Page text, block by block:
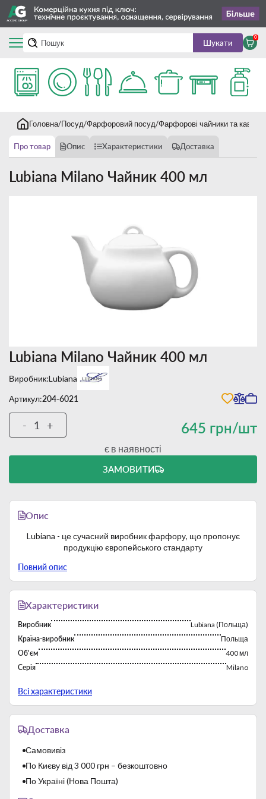
Шукати
0
Головна Посуд Фарфоровий посуд Фарфорові чайники та
Про товар Опис Характеристики Доставка
Lubiana Milano Чайник 400 мл
Lubiana Milano Чайник 400 мл
Виробник:Lubiana
Артикул:204-6021
645 грн/шт
- +
є в наявності
ЗАМОВИТИ
Опис
Lubiana - це сучасний виробник фарфору, що пропонує
продукцію європейського стандарту
бренду. Виробничі потужності характеризуються високою
Lubiana виробляє твердий білий фарфор. Застосовуються
багаторазові високотемпературні випали:
- перший, так званий "бісквітний випал" - 1000 ℃;
Повний опис
Характеристики
Виробник
Lubiana (Польща)
Країна-виробник
Польща
Об'єм
400 мл
Серія
Milano
Всі характеристики
Доставка
Самовивіз
По Києву від 3 000 грн – безкоштовно
По Україні (Нова Пошта)